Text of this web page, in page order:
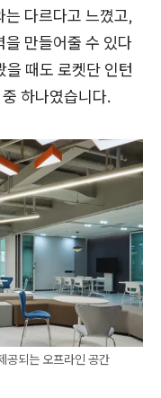
다르다고 느꼈고,
을 만들어줄 수 있다
때도 로켓단 인턴
하나였습니다.
공되는 오프라인 공간